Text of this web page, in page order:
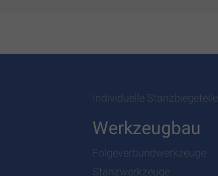
Individuelle Stanzbiegeteile
Werkzeugbau
Folgeverbundwerkzeuge
Stanzwerkzeuge